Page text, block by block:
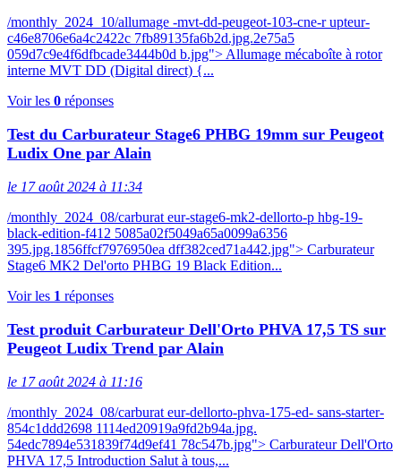
/monthly_2024_10/allumage -mvt-dd-peugeot-103-cne-r upteur-
c46e8706e6a4c2422c 7fb89135fa6b2d.jpg.2e75a5
059d7c9e4f6dfbcade3444b0d b.jpg"> Allumage mécaboîte à rotor
interne MVT DD (Digital direct) {...
Voir les 0 réponses
Test du Carburateur Stage6 PHBG 19mm sur Peugeot
Ludix One par Alain
le 17 août 2024 à 11:34
/monthly_2024_08/carburat eur-stage6-mk2-dellorto-p hbg-19-
black-edition-f412 5085a02f5049a65a0099a6356
395.jpg.1856ffcf7976950ea dff382ced71a442.jpg"> Carburateur
Stage6 MK2 Del'orto PHBG 19 Black Edition...
Voir les 1 réponses
Test produit Carburateur Dell'Orto PHVA 17,5 TS sur
Peugeot Ludix Trend par Alain
le 17 août 2024 à 11:16
/monthly_2024_08/carburat eur-dellorto-phva-175-ed- sans-starter-
854c1ddd2698 1114ed20919a9fd2b94a.jpg.
54edc7894e531839f74d9ef41 78c547b.jpg"> Carburateur Dell'Orto
PHVA 17,5 Introduction Salut à tous,...